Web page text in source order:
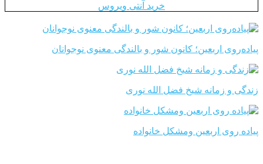
خرید آنتی ویروس
پیاده‌روی اربعین؛ کانون شور و بالندگی معنوی نوجوانان
زندگی و زمانه شیخ فضل الله نوری
پیاده روی اربعین ومشکل خانواده